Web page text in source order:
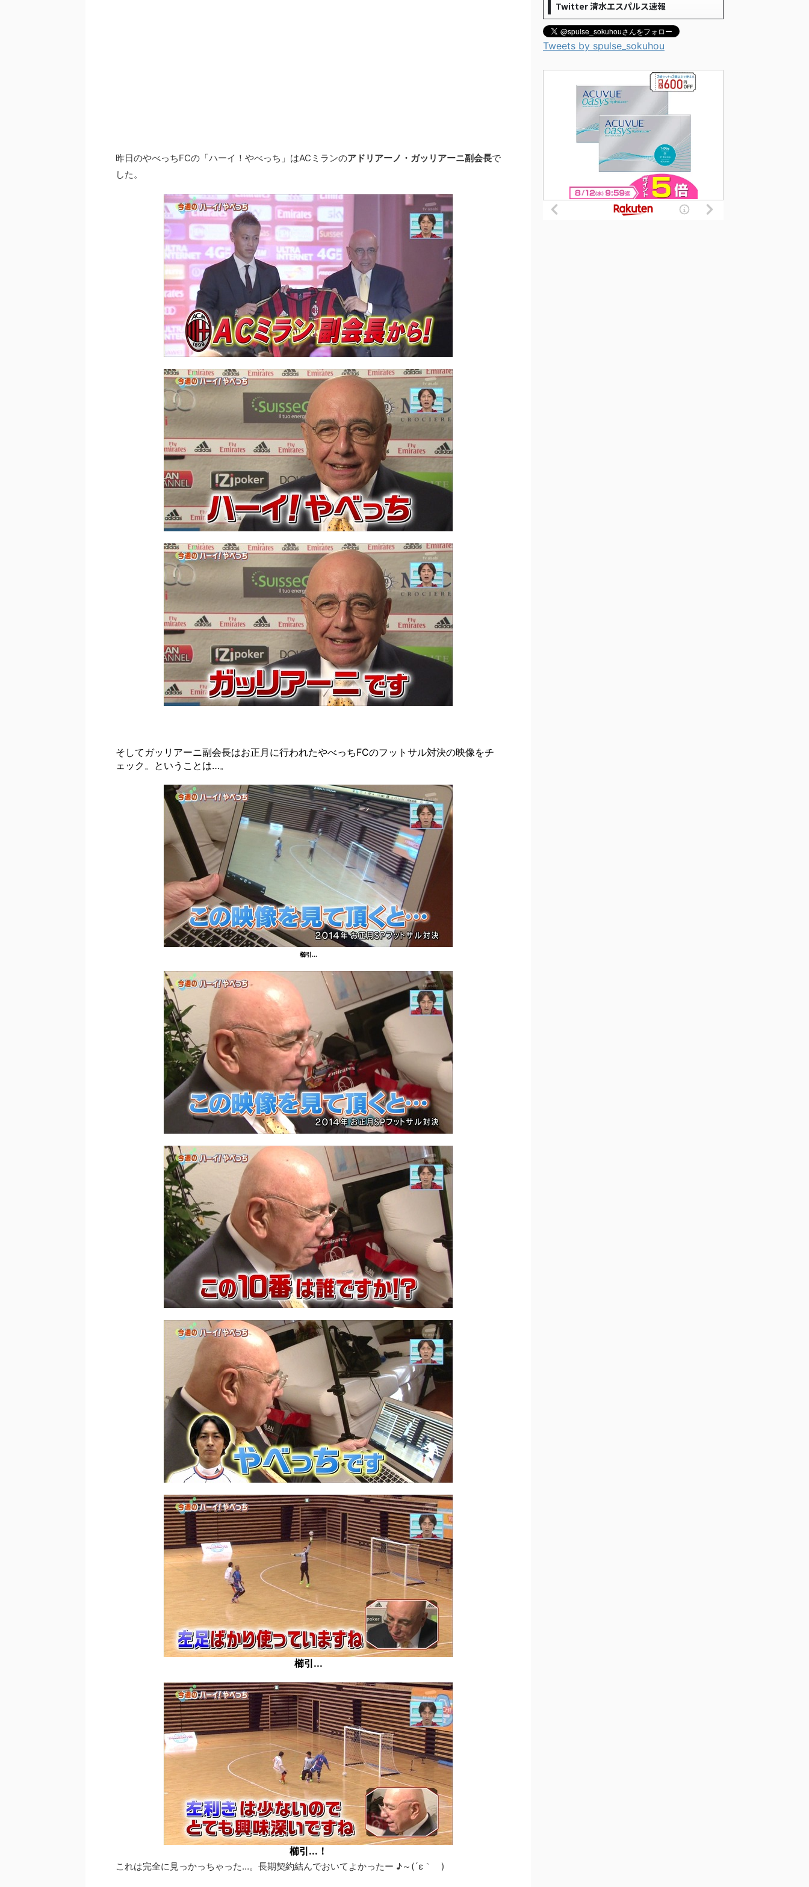
昨日のやべっちFCの「ハーイ！やべっち」はACミランのアドリアーノ・ガッリアーニ副会長で
した。
そしてガッリアーニ副会長はお正月に行われたやべっちFCのフットサル対決の映像をチ
ェック。ということは…。
櫛引...
櫛引...
櫛引...！
これは完全に見っかっちゃった…。長期契約結んでおいてよかったー ♪～(´ε｀ )
Twitter 清水エスパルス速報
Tweets by spulse_sokuhou